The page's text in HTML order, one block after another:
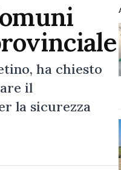
ha chiesto
il
la sicurezza